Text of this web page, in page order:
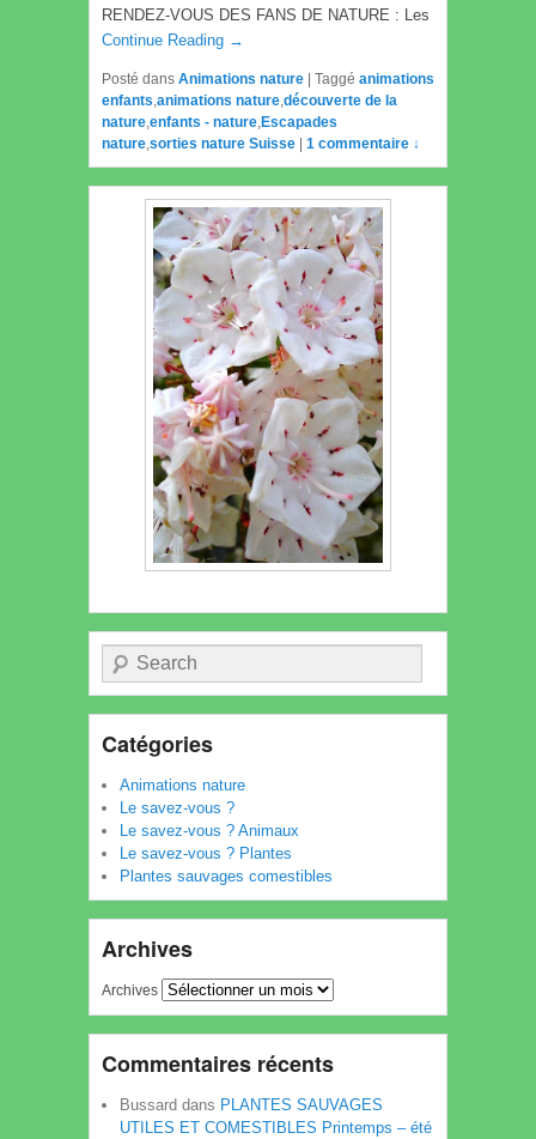
RENDEZ-VOUS DES FANS DE NATURE : Les
Continue Reading →
Posté dans Animations nature Taggé animations
enfants,animations nature,découverte de la
nature,enfants - nature,Escapades
nature,sorties nature Suisse 1 commentaire ↓
Recherche
Catégories
Animations nature
Le savez-vous ?
Le savez-vous ? Animaux
Le savez-vous ? Plantes
Plantes sauvages comestibles
Archives
Archives
Commentaires récents
Bussard dans PLANTES SAUVAGES
UTILES ET COMESTIBLES Printemps – été